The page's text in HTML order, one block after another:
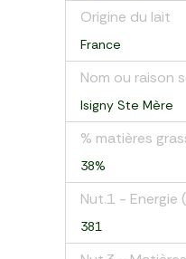
Origine du lait
France
Nom ou raison
Isigny Ste Mère
% matières
38%
Nut.1 - Energie
381